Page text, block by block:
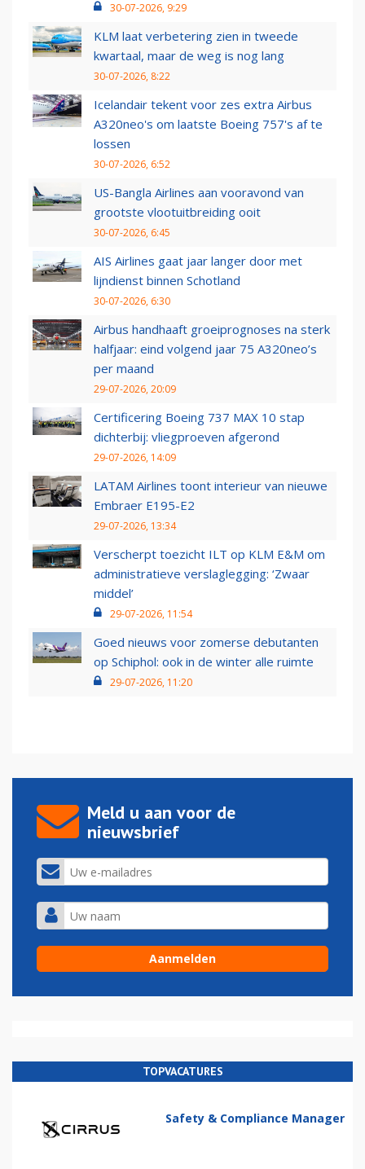
30-07-2026, 9:29
KLM laat verbetering zien in tweede
kwartaal, maar de weg is nog lang
30-07-2026, 8:22
Icelandair tekent voor zes extra Airbus
A320neo's om laatste Boeing 757's af te
lossen
30-07-2026, 6:52
US-Bangla Airlines aan vooravond van
grootste vlootuitbreiding ooit
30-07-2026, 6:45
AIS Airlines gaat jaar langer door met
lijndienst binnen Schotland
30-07-2026, 6:30
Airbus handhaaft groeiprognoses na sterk
halfjaar: eind volgend jaar 75 A320neo’s
per maand
29-07-2026, 20:09
Certificering Boeing 737 MAX 10 stap
dichterbij: vliegproeven afgerond
29-07-2026, 14:09
LATAM Airlines toont interieur van nieuwe
Embraer E195-E2
29-07-2026, 13:34
Verscherpt toezicht ILT op KLM E&M om
administratieve verslaglegging: ‘Zwaar
middel’
29-07-2026, 11:54
Goed nieuws voor zomerse debutanten
op Schiphol: ook in de winter alle ruimte
29-07-2026, 11:20
Meld u aan voor de
nieuwsbrief
TOPVACATURES
Safety & Compliance Manager